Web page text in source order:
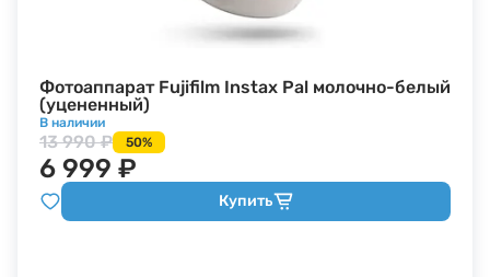
Фотоаппарат Fujifilm Instax Pal молочно-белый
(уцененный)
В наличии
13 990 ₽ 50%
6 999 ₽
Купить